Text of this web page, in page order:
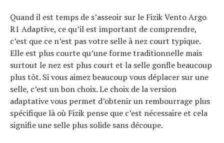
Quand il est temps de s’asseoir sur le Fizik Vento Argo
R1 Adaptive, ce qu’il est important de comprendre,
c’est que ce n’est pas votre selle à nez court typique.
Elle est plus courte qu’une forme traditionnelle mais
surtout le nez est plus court et la selle gonfle beaucoup
plus tôt. Si vous aimez beaucoup vous déplacer sur une
selle, c’est un bon choix. Le choix de la version
adaptative vous permet d’obtenir un rembourrage plus
spécifique là où Fizik pense que c’est nécessaire et cela
signifie une selle plus solide sans découpe.